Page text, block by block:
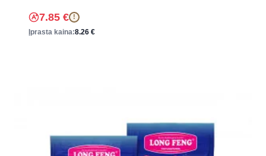
7.85 € !
Įprasta kaina:8.26 €